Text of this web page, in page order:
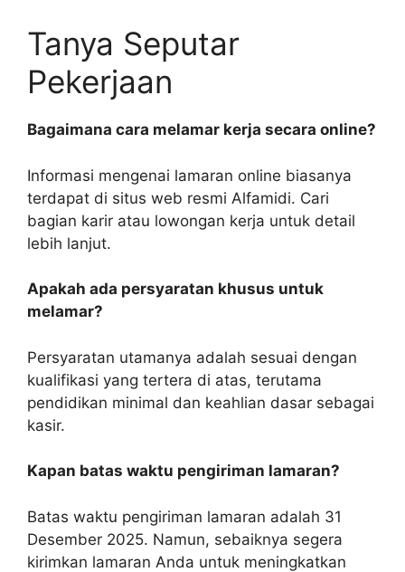
Tanya Seputar
Pekerjaan
Bagaimana cara melamar kerja secara online?
Informasi mengenai lamaran online biasanya
terdapat di situs web resmi Alfamidi. Cari
bagian karir atau lowongan kerja untuk detail
lebih lanjut.
Apakah ada persyaratan khusus untuk
melamar?
Persyaratan utamanya adalah sesuai dengan
kualifikasi yang tertera di atas, terutama
pendidikan minimal dan keahlian dasar sebagai
kasir.
Kapan batas waktu pengiriman lamaran?
Batas waktu pengiriman lamaran adalah 31
Desember 2025. Namun, sebaiknya segera
kirimkan lamaran Anda untuk meningkatkan